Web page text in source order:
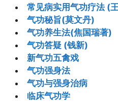
常见病实用气功疗法 (
气功秘旨(莫文丹)
气功养生法(焦国瑞著)
气功答疑 (钱新)
新气功五禽戏
气功强身法
气功与强身治病
临床气功学